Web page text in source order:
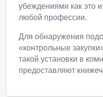
убеждениями как это
любой профессии.
Для обнаружения
«контрольные
такой установки в
предоставляют